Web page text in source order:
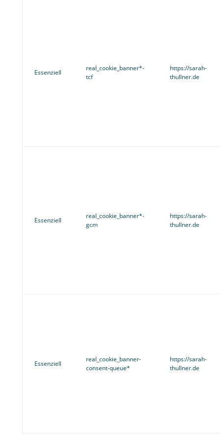
Essenziell
real_cookie_banner*-
tcf
https://sarah-
thullner.de
Essenziell
real_cookie_banner*-
gcm
https://sarah-
thullner.de
Essenziell
real_cookie_banner-
consent-queue*
https://sarah-
thullner.de